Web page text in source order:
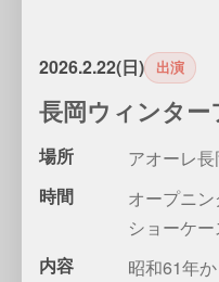
2026.2.22(日) 出演
長岡ウィンター
場所
アオーレ長
時間
オープニ
ショーケ
内容
昭和61年